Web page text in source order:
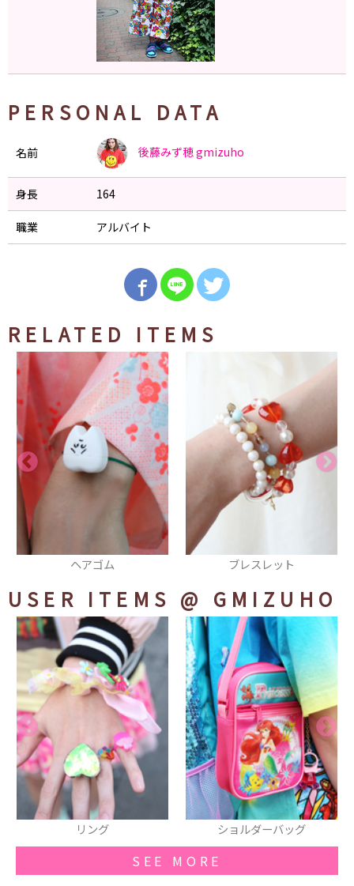
PERSONAL DATA
名前 後藤みず穂gmizuho
身長 164
職業 アルバイト
RELATED ITEMS
ブレスレット スニーカー
USER ITEMS @ GMIZUHO
ショルダーバッグ ポシェット
SEE MORE